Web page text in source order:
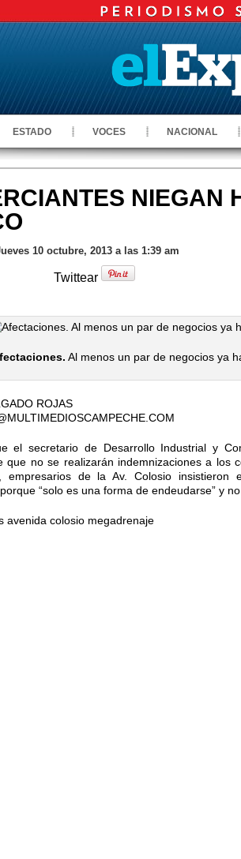
ESTADO VOCES NACIONAL
NIEGAN
10 octubre, 2013 a las 1:39 am
Twittear
Al menos un par de negocios ya
ROJAS
el secretario de Desarrollo Industrial y
que no se realizarán indemnizaciones a los
empresarios de la Av. Colosio
“solo es una forma de endeudarse” y